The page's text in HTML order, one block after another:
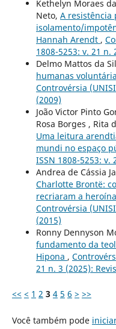
Kethelyn Moraes
Neto, A resistência
isolamento/
Hannah Arendt ,
1808-5253: v. 21 n.
Delmo Mattos da
humanas
Controvérsia
(2009)
João Victor Pinto
Rosa Borges , Rita
Uma leitura
mundi no espaço
ISSN 1808-5253: v.
Andrea de Cássia
Charlotte Brontë:
recriaram a
Controvérsia
(2015)
Ronny Dennyson
fundamento da
Hipona ,
21 n. 3 (2025):
<< < 1 2 3 4 5 6 > >>
Você também pode